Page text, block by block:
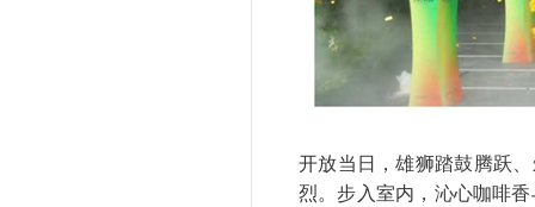
开放当日，雄狮踏鼓腾跃
烈。 步入室内，沁心咖啡